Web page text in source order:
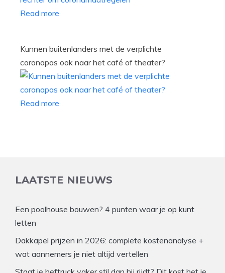
Read more
Kunnen buitenlanders met de verplichte
coronapas ook naar het café of theater?
Read more
LAATSTE NIEUWS
Een poolhouse bouwen? 4 punten waar je op kunt
letten
Dakkapel prijzen in 2026: complete kostenanalyse +
wat aannemers je niet altijd vertellen